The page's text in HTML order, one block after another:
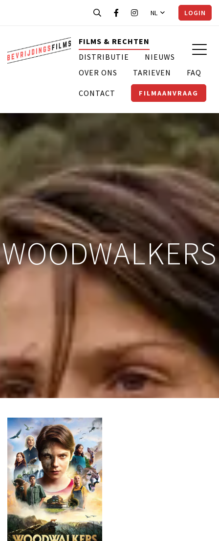
NL LOGIN
FILMS & RECHTEN
DISTRIBUTIE
NIEUWS
OVER ONS
TARIEVEN FAQ
CONTACT FILMAANVRAAG
WOODWALKERS